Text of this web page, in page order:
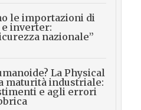
le importazioni di
inverter:
nazionale”
La Physical
maturità industriale:
e agli errori